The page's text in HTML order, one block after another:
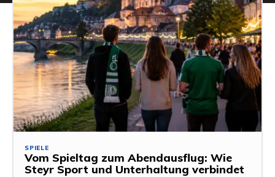
SPIELE
Vom Spieltag zum Abendausflug: Wie
Steyr Sport und Unterhaltung verbindet